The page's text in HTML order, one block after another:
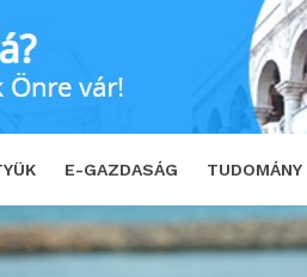
E-GAZDASÁG TUDOMÁNY
Toyota Yaris SHARE